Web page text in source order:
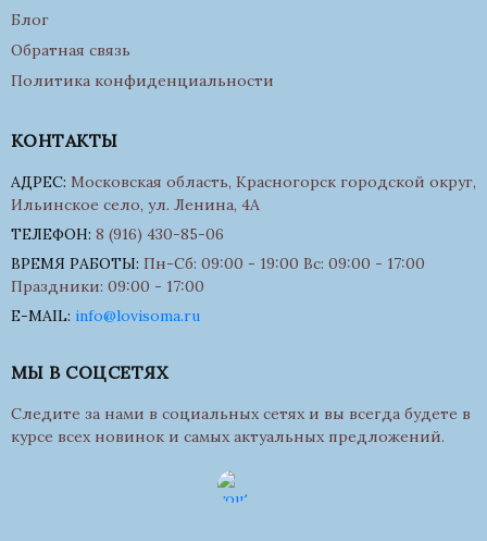
Блог
Обратная связь
Политика конфиденциальности
КОНТАКТЫ
АДРЕС: Московская область, Красногорск городской округ,
Ильинское село, ул. Ленина, 4А
ТЕЛЕФОН: 8 (916) 430-85-06
ВРЕМЯ РАБОТЫ: Пн-Сб: 09:00 - 19:00 Вс: 09:00 - 17:00
Праздники: 09:00 - 17:00
E-MAIL: info@lovisoma.ru
МЫ В СОЦСЕТЯХ
Следите за нами в социальных сетях и вы всегда будете в
курсе всех новинок и самых актуальных предложений.